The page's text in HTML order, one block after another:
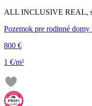
ALL INCLUSIVE REAL,
Pozemok pre rodinné domy
800 €
1 €/m²